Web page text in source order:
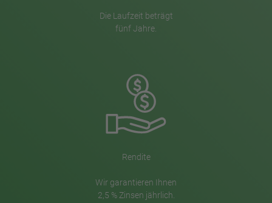
Die Laufzeit beträgt
fünf Jahre.
Rendite
Wir garantieren Ihnen
2,5 % Zinsen jährlich.